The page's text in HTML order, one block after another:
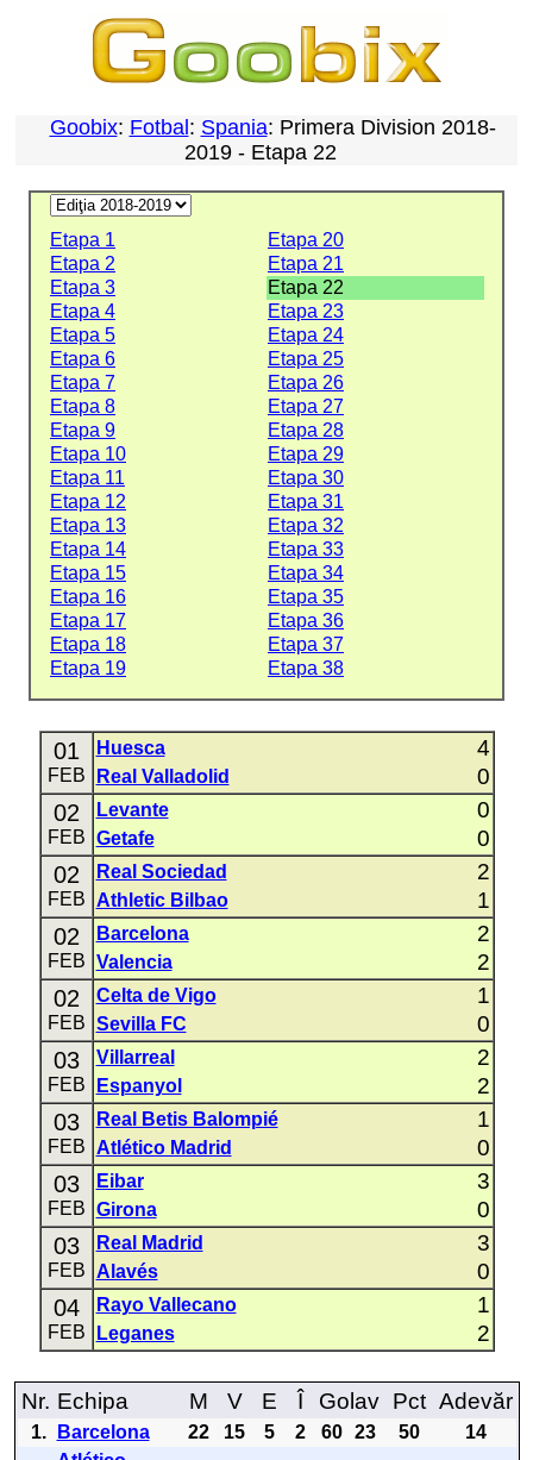
Goobix: Fotbal : Spania: Primera Division 2018-
2019 - Etapa 22
Etapa 1
Etapa 20
Etapa 2
Etapa 21
Etapa 3
Etapa 22
Etapa 4
Etapa 23
Etapa 5
Etapa 24
Etapa 6
Etapa 25
Etapa 7
Etapa 26
Etapa 8
Etapa 27
Etapa 9
Etapa 28
Etapa 10
Etapa 29
Etapa 11
Etapa 30
Etapa 12
Etapa 31
Etapa 13
Etapa 32
Etapa 14
Etapa 33
Etapa 15
Etapa 34
Etapa 16
Etapa 35
Etapa 17
Etapa 36
Etapa 18
Etapa 37
Etapa 19
Etapa 38
01
FEB
Huesca 4
Real Valladolid 0
02
FEB
Levante 0
Getafe 0
02
FEB
Real Sociedad 2
Athletic Bilbao 1
02
FEB
Barcelona 2
Valencia 2
02
FEB
Celta de Vigo 1
Sevilla FC 0
03
FEB
Villarreal 2
Espanyol 2
03
FEB
Real Betis Balompié 1
Atlético Madrid 0
03
FEB
Eibar 3
Girona 0
03
FEB
Real Madrid 3
Alavés 0
04
FEB
Rayo Vallecano 1
Leganes 2
Nr. Echipa M V E Î Golav Pct Adevăr
1. Barcelona 22 15 5 2 60 23 50
14